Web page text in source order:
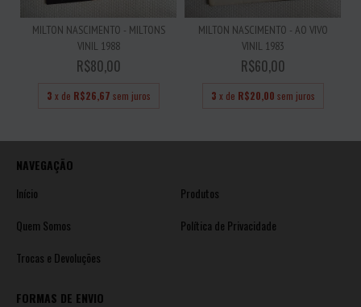
MILTON NASCIMENTO - MILTONS
VINIL 1988
R$80,00
3 x de R$26,67 sem juros
MILTON NASCIMENTO - AO VIVO
VINIL 1983
R$60,00
3 x de R$20,00 sem juros
NAVEGAÇÃO
Início
Produtos
Quem Somos
Política de Privacidade
Trocas e Devoluções
FORMAS DE ENVIO